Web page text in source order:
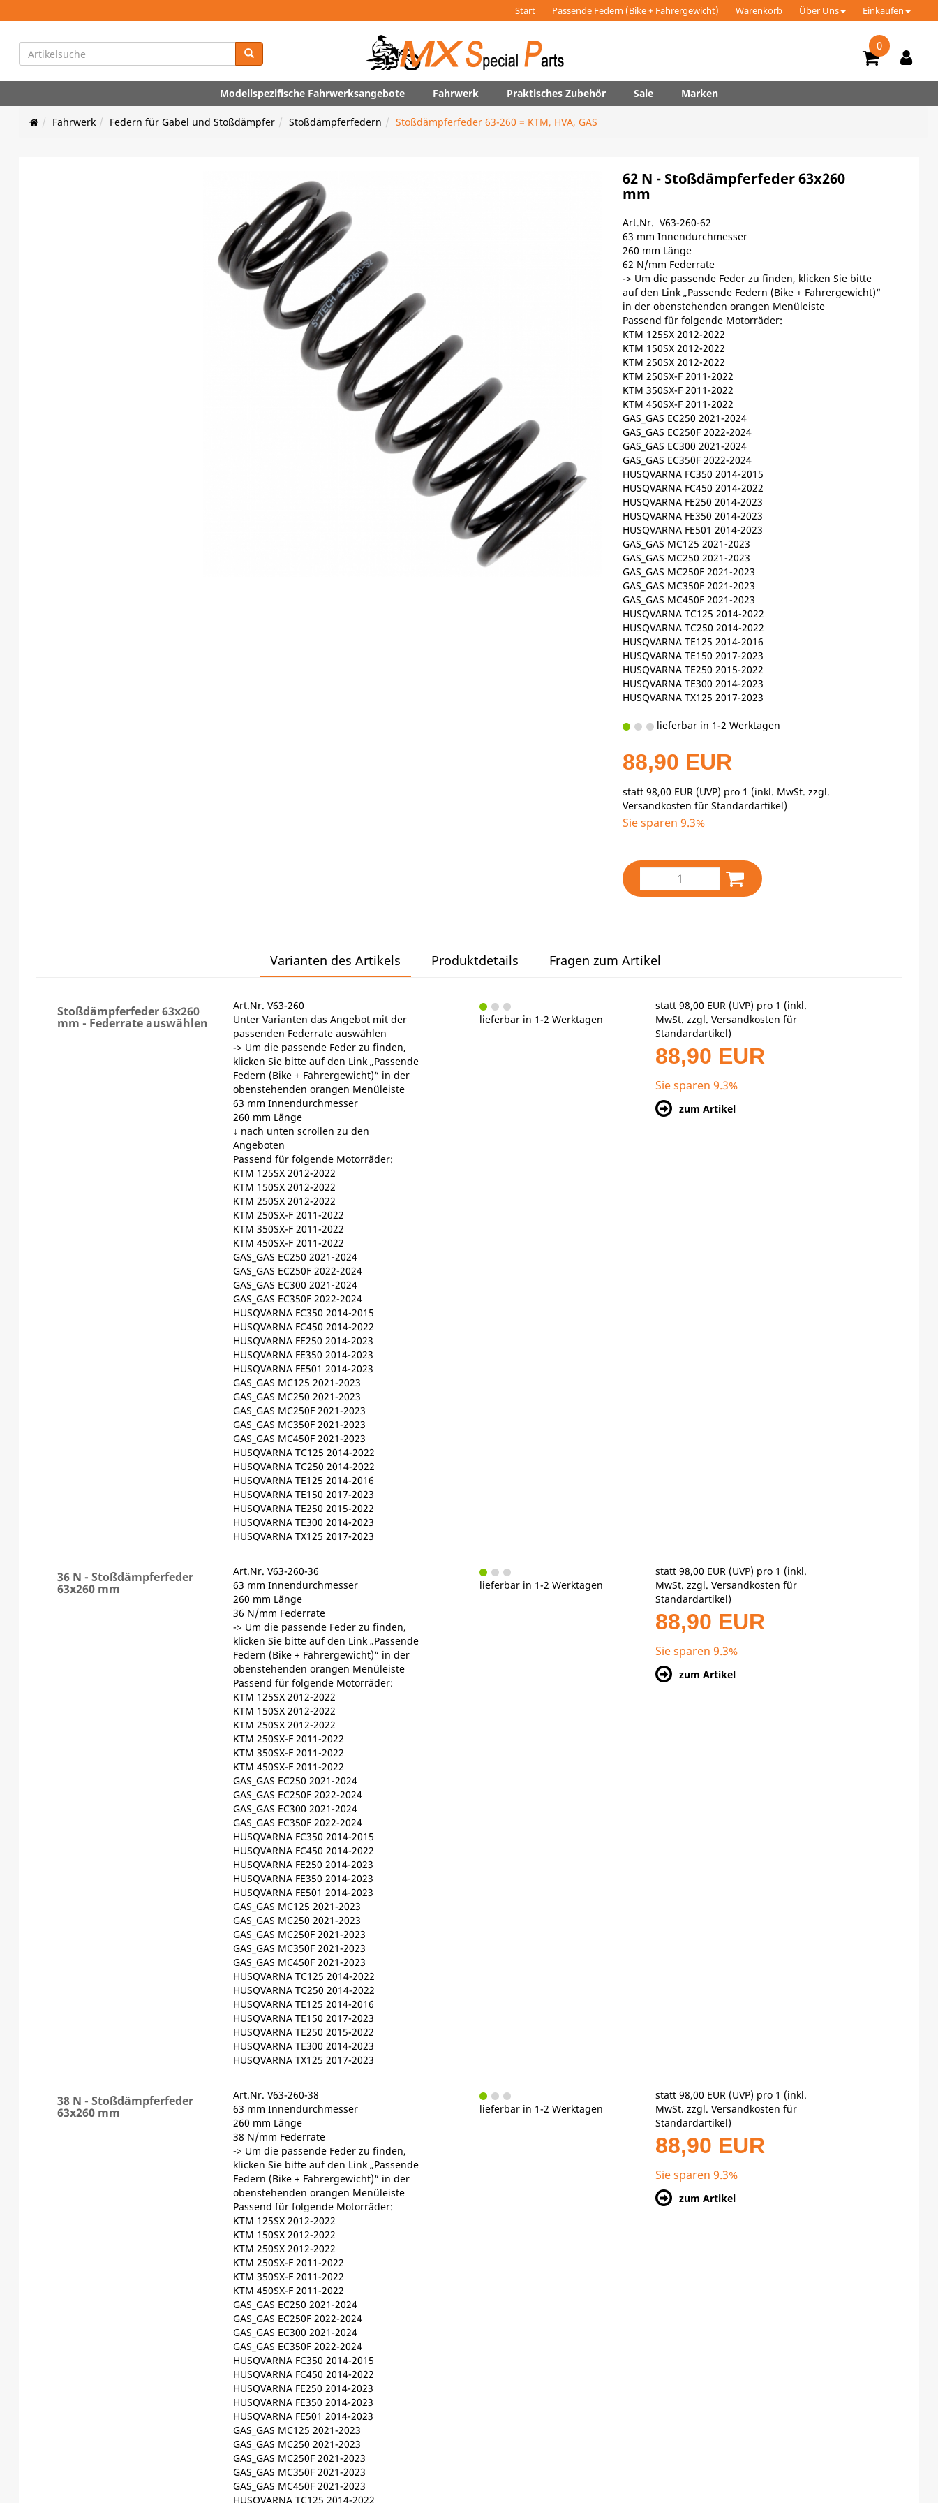
Start Passende Federn (Bike + Fahrergewicht) Warenkorb Über Uns Einkaufen
0
Modellspezifische Fahrwerksangebote Fahrwerk Praktisches Zubehör Sale Marken
Fahrwerk Federn für Gabel und Stoßdämpfer Stoßdämpferfedern Stoßdämpferfeder 63-260 = KTM, HVA, GAS
62 N - Stoßdämpferfeder 63x260
mm
Art.Nr. V63-260-62
63 mm Innendurchmesser
260 mm Länge
62 N/mm Federrate
-> Um die passende Feder zu finden, klicken Sie bitte
auf den Link „Passende Federn (Bike + Fahrergewicht)“
in der obenstehenden orangen Menüleiste
Passend für folgende Motorräder:
KTM 125SX 2012-2022
KTM 150SX 2012-2022
KTM 250SX 2012-2022
KTM 250SX-F 2011-2022
KTM 350SX-F 2011-2022
KTM 450SX-F 2011-2022
GAS_GAS EC250 2021-2024
GAS_GAS EC250F 2022-2024
GAS_GAS EC300 2021-2024
GAS_GAS EC350F 2022-2024
HUSQVARNA FC350 2014-2015
HUSQVARNA FC450 2014-2022
HUSQVARNA FE250 2014-2023
HUSQVARNA FE350 2014-2023
HUSQVARNA FE501 2014-2023
GAS_GAS MC125 2021-2023
GAS_GAS MC250 2021-2023
GAS_GAS MC250F 2021-2023
GAS_GAS MC350F 2021-2023
GAS_GAS MC450F 2021-2023
HUSQVARNA TC125 2014-2022
HUSQVARNA TC250 2014-2022
HUSQVARNA TE125 2014-2016
HUSQVARNA TE150 2017-2023
HUSQVARNA TE250 2015-2022
HUSQVARNA TE300 2014-2023
HUSQVARNA TX125 2017-2023
lieferbar in 1-2 Werktagen
88,90 EUR
statt98,00 EUR (UVP) pro 1 (inkl. MwSt. zzgl.
Versandkosten für Standardartikel)
Sie sparen 9.3%
Varianten des Artikels Produktdetails Fragen zum Artikel
Stoßdämpferfeder 63x260
mm - Federrate auswählen
Art.Nr. V63-260
Unter Varianten das Angebot mit der
passenden Federrate auswählen
-> Um die passende Feder zu finden,
klicken Sie bitte auf den Link „Passende
Federn (Bike + Fahrergewicht)“ in der
obenstehenden orangen Menüleiste
63 mm Innendurchmesser
260 mm Länge
↓ nach unten scrollen zu den
Angeboten
Passend für folgende Motorräder:
KTM 125SX 2012-2022
KTM 150SX 2012-2022
KTM 250SX 2012-2022
KTM 250SX-F 2011-2022
KTM 350SX-F 2011-2022
KTM 450SX-F 2011-2022
GAS_GAS EC250 2021-2024
GAS_GAS EC250F 2022-2024
GAS_GAS EC300 2021-2024
GAS_GAS EC350F 2022-2024
HUSQVARNA FC350 2014-2015
HUSQVARNA FC450 2014-2022
HUSQVARNA FE250 2014-2023
HUSQVARNA FE350 2014-2023
HUSQVARNA FE501 2014-2023
GAS_GAS MC125 2021-2023
GAS_GAS MC250 2021-2023
GAS_GAS MC250F 2021-2023
GAS_GAS MC350F 2021-2023
GAS_GAS MC450F 2021-2023
HUSQVARNA TC125 2014-2022
HUSQVARNA TC250 2014-2022
HUSQVARNA TE125 2014-2016
HUSQVARNA TE150 2017-2023
HUSQVARNA TE250 2015-2022
HUSQVARNA TE300 2014-2023
HUSQVARNA TX125 2017-2023
lieferbar in 1-2 Werktagen
statt98,00 EUR (UVP) pro 1 (inkl.
MwSt. zzgl.Versandkosten für
Standardartikel)
88,90 EUR
Sie sparen 9.3%
zum Artikel
36 N - Stoßdämpferfeder
63x260 mm
Art.Nr. V63-260-36
63 mm Innendurchmesser
260 mm Länge
36 N/mm Federrate
-> Um die passende Feder zu finden,
klicken Sie bitte auf den Link „Passende
Federn (Bike + Fahrergewicht)“ in der
obenstehenden orangen Menüleiste
Passend für folgende Motorräder:
KTM 125SX 2012-2022
KTM 150SX 2012-2022
KTM 250SX 2012-2022
KTM 250SX-F 2011-2022
KTM 350SX-F 2011-2022
KTM 450SX-F 2011-2022
GAS_GAS EC250 2021-2024
GAS_GAS EC250F 2022-2024
GAS_GAS EC300 2021-2024
GAS_GAS EC350F 2022-2024
HUSQVARNA FC350 2014-2015
HUSQVARNA FC450 2014-2022
HUSQVARNA FE250 2014-2023
HUSQVARNA FE350 2014-2023
HUSQVARNA FE501 2014-2023
GAS_GAS MC125 2021-2023
GAS_GAS MC250 2021-2023
GAS_GAS MC250F 2021-2023
GAS_GAS MC350F 2021-2023
GAS_GAS MC450F 2021-2023
HUSQVARNA TC125 2014-2022
HUSQVARNA TC250 2014-2022
HUSQVARNA TE125 2014-2016
HUSQVARNA TE150 2017-2023
HUSQVARNA TE250 2015-2022
HUSQVARNA TE300 2014-2023
HUSQVARNA TX125 2017-2023
lieferbar in 1-2 Werktagen
statt98,00 EUR (UVP) pro 1 (inkl.
MwSt. zzgl.Versandkosten für
Standardartikel)
88,90 EUR
Sie sparen 9.3%
zum Artikel
38 N - Stoßdämpferfeder
63x260 mm
Art.Nr. V63-260-38
63 mm Innendurchmesser
260 mm Länge
38 N/mm Federrate
-> Um die passende Feder zu finden,
klicken Sie bitte auf den Link „Passende
Federn (Bike + Fahrergewicht)“ in der
obenstehenden orangen Menüleiste
Passend für folgende Motorräder:
KTM 125SX 2012-2022
KTM 150SX 2012-2022
KTM 250SX 2012-2022
KTM 250SX-F 2011-2022
KTM 350SX-F 2011-2022
KTM 450SX-F 2011-2022
GAS_GAS EC250 2021-2024
GAS_GAS EC250F 2022-2024
GAS_GAS EC300 2021-2024
GAS_GAS EC350F 2022-2024
HUSQVARNA FC350 2014-2015
HUSQVARNA FC450 2014-2022
HUSQVARNA FE250 2014-2023
HUSQVARNA FE350 2014-2023
HUSQVARNA FE501 2014-2023
GAS_GAS MC125 2021-2023
GAS_GAS MC250 2021-2023
GAS_GAS MC250F 2021-2023
GAS_GAS MC350F 2021-2023
GAS_GAS MC450F 2021-2023
HUSQVARNA TC125 2014-2022
lieferbar in 1-2 Werktagen
statt98,00 EUR (UVP) pro 1 (inkl.
MwSt. zzgl.Versandkosten für
Standardartikel)
88,90 EUR
Sie sparen 9.3%
zum Artikel